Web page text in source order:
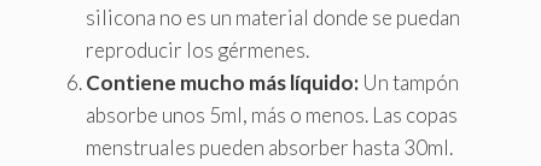
silicona no es un material donde se puedan
reproducir los gérmenes.
Contiene mucho más líquido: Un tampón
absorbe unos 5ml, más o menos. Las copas
menstruales pueden absorber hasta 30ml.